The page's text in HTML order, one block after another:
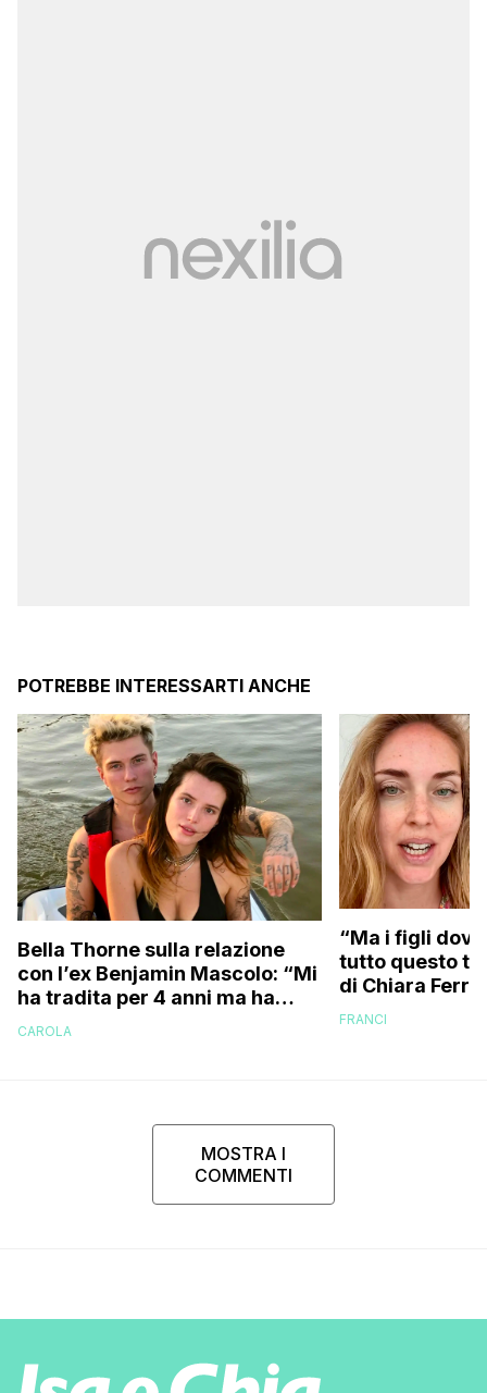
POTREBBE INTERESSARTI ANCHE
Bella Thorne sulla relazione
con l’ex Benjamin Mascolo: “Mi
ha tradita per 4 anni ma ha
sostenuto che non contava
CAROLA
“Ma i figli
tutto questo
di Chiara
risponde
FRANCI
MOSTRA I
COMMENTI